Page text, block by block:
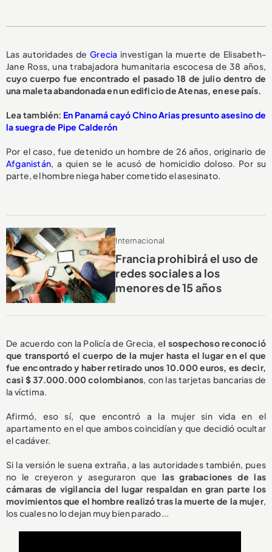
Las autoridades deGrecia investigan la muerte de Elisabeth-
Jane Ross, una trabajadora humanitaria escocesa de 38 años,
cuyo cuerpo fue encontrado el pasado 18 de julio dentro de
una maleta abandonada en un edificio de Atenas, en ese país.
Lea también: En Panamá cayó Chino Arias presunto asesino de
la suegra de Pipe Calderón
Por el caso, fue detenido un hombre de 26 años, originario de
Afganistán, a quien se le acusó de homicidio doloso. Por su
parte, el hombre niega haber cometido el asesinato.
Internacional
Francia prohibirá el uso de
redes sociales a los
menores de 15 años
De acuerdo con la Policía de Grecia, el sospechoso reconoció
que transportó el cuerpo de la mujer hasta el lugar en el que
fue encontrado y haber retirado unos 10.000 euros, es decir,
casi $ 37.000.000 colombianos, con las tarjetas bancarias de
la víctima.
Afirmó, eso sí, que encontró a la mujer sin vida en el
apartamento en el que ambos coincidían y que decidió ocultar
el cadáver.
Si la versión le suena extraña, a las autoridades también, pues
no le creyeron y aseguraron quelas grabaciones de las
cámaras de vigilancia del lugar respaldan en gran parte los
movimientos que el hombre realizó tras la muerte de la mujer,
los cuales no lo dejan muy bien parado...